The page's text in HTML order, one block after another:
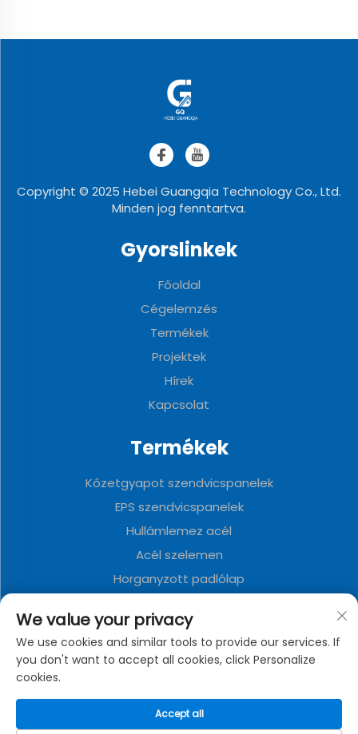
Copyright © 2025 Hebei Guangqia Technology Co., Ltd.
Minden jog fenntartva.
Gyorslinkek
Főoldal
Cégelemzés
Termékek
Projektek
Hírek
Kapcsolat
Termékek
Kőzetgyapot szendvicspanelek
EPS szendvicspanelek
Hullámlemez acél
Acél szelemen
Horganyzott padlólap
Fém dekoratív tábla
Összecsukható konténerház
A CÉGROL
Adatvédelmi irányelvek
We value your privacy
We use cookies and similar tools to provide our services. If
you don't want to accept all cookies, click Personalize
cookies.
Accept all